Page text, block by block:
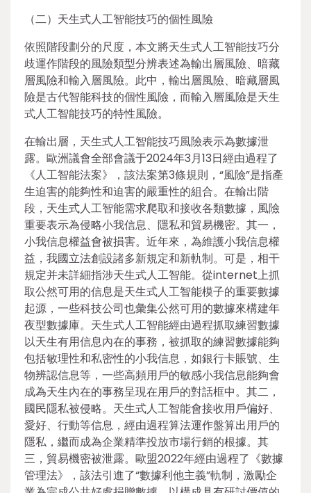
（二）天生式人工智能技巧的個性風險
依照階段劃分的尺度，本文將天生式人工智能技巧分
歧運作階段的風險類型分辨表述為輸出層風險、暗藏
層風險和輸入層風險。此中，輸出層風險、暗藏層風
險是古代智能科技的個性風險，而輸入層風險是天生
式人工智能技巧的特性風險。
在輸出層，天生式人工智能技巧風險表示為數據泄
露。歐洲議會全部會議于2024年3月13日經由過程了
《人工智能法案》，該法案第3條規則，“風險”是指產
生迫害的能夠性和迫害的嚴重性的組合。在輸出階
段，天生式人工智能需求爬取和接收各類數據，風險
重要表示為侵略小我信息、隱私和貿易機密。其一，
小我信息權益會被損害。近年來，為維護小我信息權
益，我國立法創設諸多新規定和新軌制。可是，相干
規定并未詳細指涉天生式人工智能。從internet上抓
取公然可用的信息是天生式人工智能模子的重要數據
起源，一些科技公司也彙集公然可用的數據來構建年
夜型數據庫。天生式人工智能經由過程抓取練習數據
以天生有用信息內在的事務，被抓取的練習數據能夠
包括敏理性和私密性的小我信息，如銀行卡賬號、生
物辨認信息等，一些高頻用戶的敏感小我信息能夠會
成為天生內在的事務呈現在用戶的對話框中。其二，
國民隱私被侵略。天生式人工智能會接收用戶偏好、
愛好、行動等信息，經由過程算法運作盤算出用戶的
隱私，繼而成為企業精準投放市場行銷的根據。其
三，貿易機密被泄露。歐盟2022年經由過程了《數據
管理法》，該法引進了“數據利他主義”軌制，激勵企